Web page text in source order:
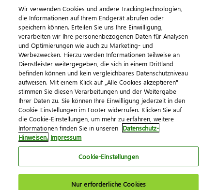
© 2026 DATEV eG
ImpressumDatenschutzAGB Kontakt
Cookie-Einstellungen
Wir verwenden Cookies und andere Trackingtechnologien,
die Informationen auf Ihrem Endgerät abrufen oder
speichern können. Erteilen Sie uns Ihre Einwilligung,
verarbeiten wir Ihre personenbezogenen Daten für Analysen
und Optimierungen wie auch zu Marketing- und
Werbezwecken. Hierzu werden Informationen teilweise an
Dienstleister weitergegeben, die sich in einem Drittland
befinden können und kein vergleichbares Datenschutzniveau
aufweisen. Mit einem Klick auf „Alle Cookies akzeptieren"
stimmen Sie diesen Verarbeitungen und der Weitergabe
Ihrer Daten zu. Sie können Ihre Einwilligung jederzeit in den
Cookie-Einstellungen im Footer widerrufen. Klicken Sie auf
die Cookie-Einstellungen, um mehr zu erfahren, weitere
Informationen finden Sie in unseren Datenschutz-
Hinweisen. Impressum
Cookie-Einstellungen
Nur erforderliche Cookies